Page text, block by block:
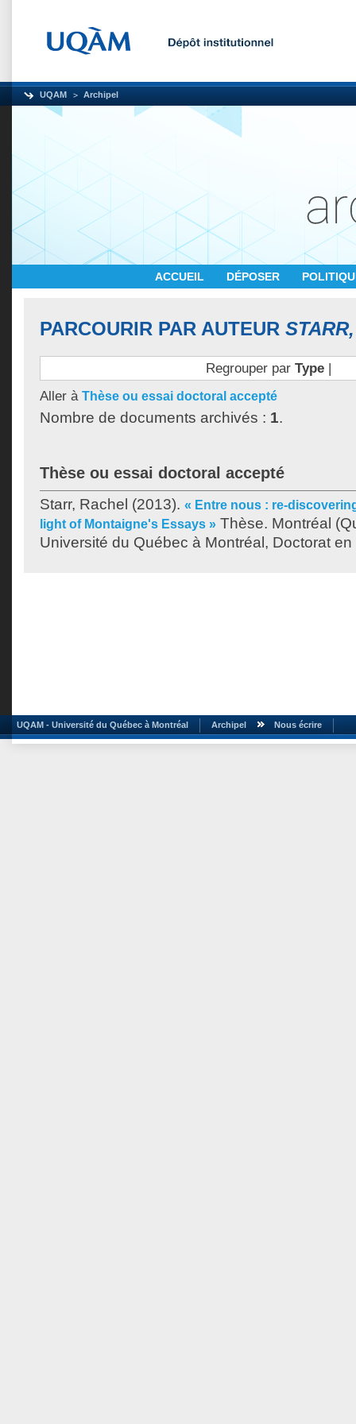
UQAM Archipel
ACCUEIL DÉPOSER
PARCOURIR PAR AUTEUR
Regrouper par Type|
Aller à Thèse ou essai doctoral accepté
Nombre de documents archivés : 1.
Thèse ou essai doctoral accepté
Starr, Rachel (2013). « Entre nous : re-
light of Montaigne's Essays » Thèse. Montréal
Université du Québec à Montréal, Doctorat
UQAM - Université du Québec à Montréal Archipel Nous écrire